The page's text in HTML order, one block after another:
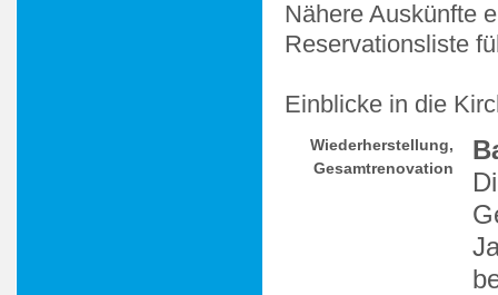
Nähere Auskünfte
Reservationsliste
Einblicke in die
Wiederherstellung,
Gesamtrenovation